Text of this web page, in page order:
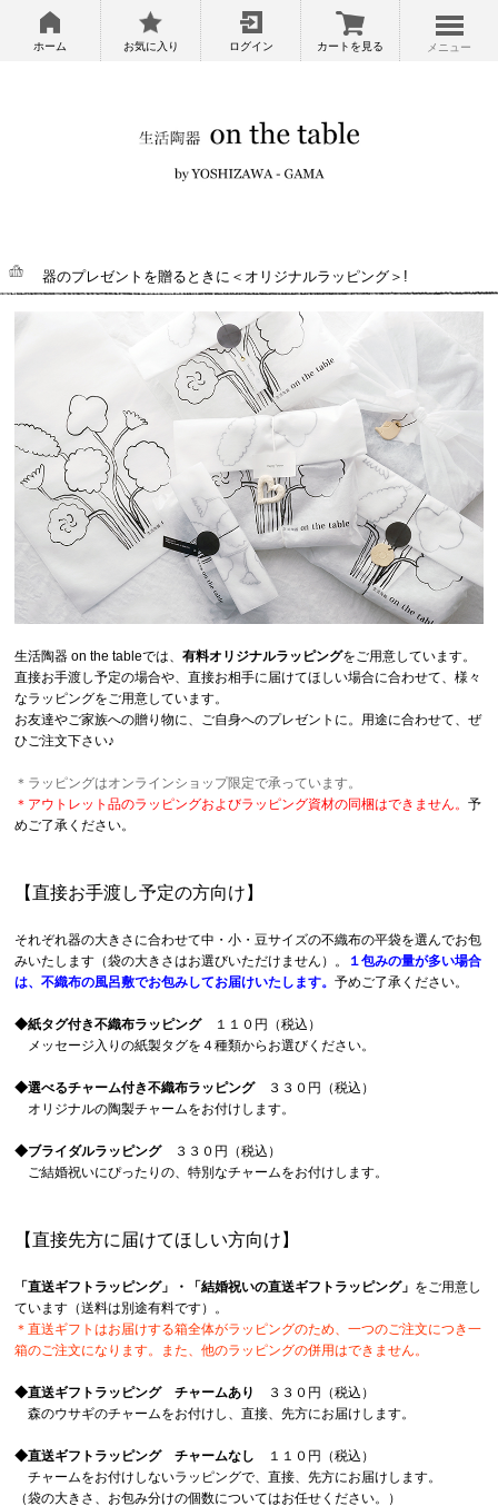
ホーム お気に入り ログイン カートを見る メニュー
器のプレゼントを贈るときに＜オリジナルラッピング＞!
生活陶器 on the tableでは、有料オリジナルラッピングをご用意しています。
直接お手渡し予定の場合や、直接お相手に届けてほしい場合に合わせて、様々
なラッピングをご用意しています。
お友達やご家族への贈り物に、ご自身へのプレゼントに。用途に合わせて、ぜ
ひご注文下さい♪
＊ラッピングはオンラインショップ限定で承っています。
＊アウトレット品のラッピングおよびラッピング資材の同梱はできません。予
めご了承ください。
【直接お手渡し予定の方向け】
それぞれ器の大きさに合わせて中・小・豆サイズの不織布の平袋を選んでお包
みいたします（袋の大きさはお選びいただけません）。
１包みの量が多い場合
は、不織布の風呂敷でお包みしてお届けいたします。予めご了承ください。
◆紙タグ付き不織布ラッピング１１０円（税込）
メッセージ入りの紙製タグを４種類からお選びください。
◆選べるチャーム付き不織布ラッピング３３０円（税込）
オリジナルの陶製チャームをお付けします。
◆ブライダルラッピング３３０円（税込）
ご結婚祝いにぴったりの、特別なチャームをお付けします。
【直接先方に届けてほしい方向け】
「直送ギフトラッピング」・「結婚祝いの直送ギフトラッピング」 をご用意し
ています（送料は別途有料です）。
＊直送ギフトはお届けする箱全体がラッピングのため、一つのご注文につき一
箱のご注文になります。また、他のラッピングの併用はできません。
◆直送ギフトラッピング チャームあり
３３０円（税込）
森のウサギのチャームをお付けし、直接、先方にお届けします。
◆直送ギフトラッピング チャームなし
１１０円（税込）
チャームをお付けしないラッピングで、直接、先方にお届けします。
（袋の大きさ、お包み分けの個数についてはお任せください。）